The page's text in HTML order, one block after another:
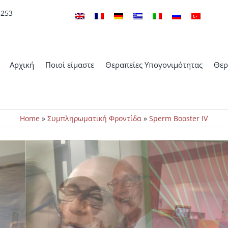
Αρχική Ποιοί είμαστε Θεραπείες Υπογονιμότητας
Home »Συμπληρωματική Φροντίδα »Sperm Booster IV